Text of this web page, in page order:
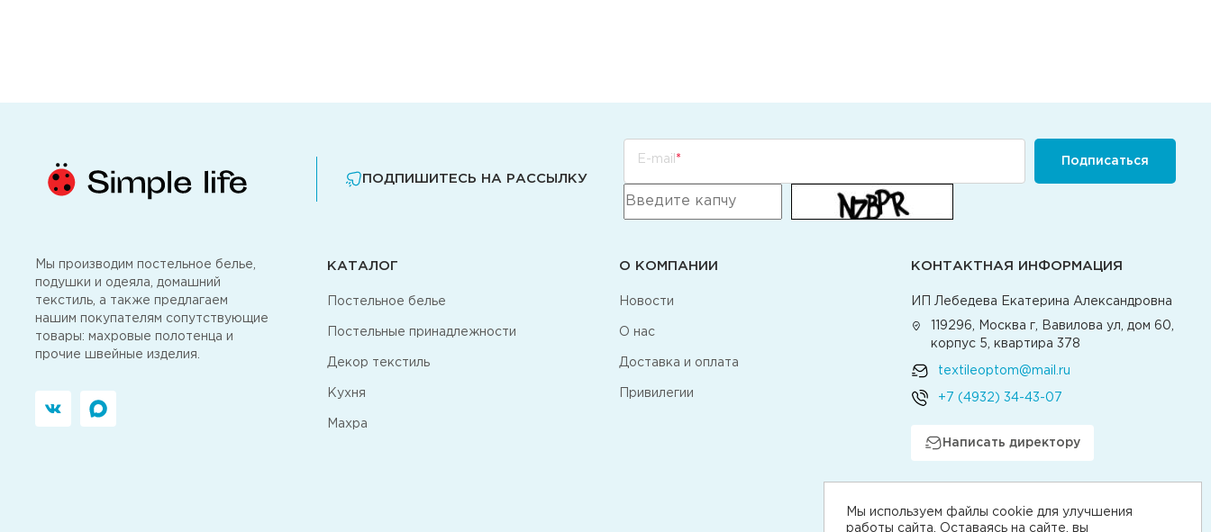
Мы используем файлы cookie для улучшения
работы сайта. Оставаясь на сайте, вы
ПОДПИШИТЕСЬ НА РАССЫЛКУ
E-mail Подписаться
Мы производим постельное белье,
подушки и одеяла, домашний
текстиль, а также предлагаем
нашим покупателям сопутствующие
товары: махровые полотенца и
прочие швейные изделия.
КАТАЛОГ
Постельное белье
Постельные принадлежности
Декор текстиль
Кухня
Махра
О КОМПАНИИ
Новости
О нас
Доставка и оплата
Привилегии
КОНТАКТНАЯ ИНФОРМАЦИЯ
ИП Лебедева Екатерина Александровна
119296, Москва г, Вавилова ул, дом 60,
корпус 5, квартира 378
textileoptom@mail.ru
+7 (4932) 34-43-07
Написать директору